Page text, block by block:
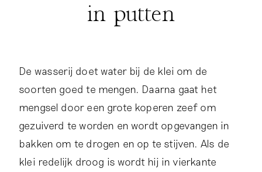
in putten
De wasserij doet water bij de klei om de
soorten goed te mengen. Daarna gaat het
mengsel door een grote koperen zeef om
gezuiverd te worden en wordt opgevangen in
bakken om te drogen en op te stijven. Als de
klei redelijk droog is wordt hij in vierkante